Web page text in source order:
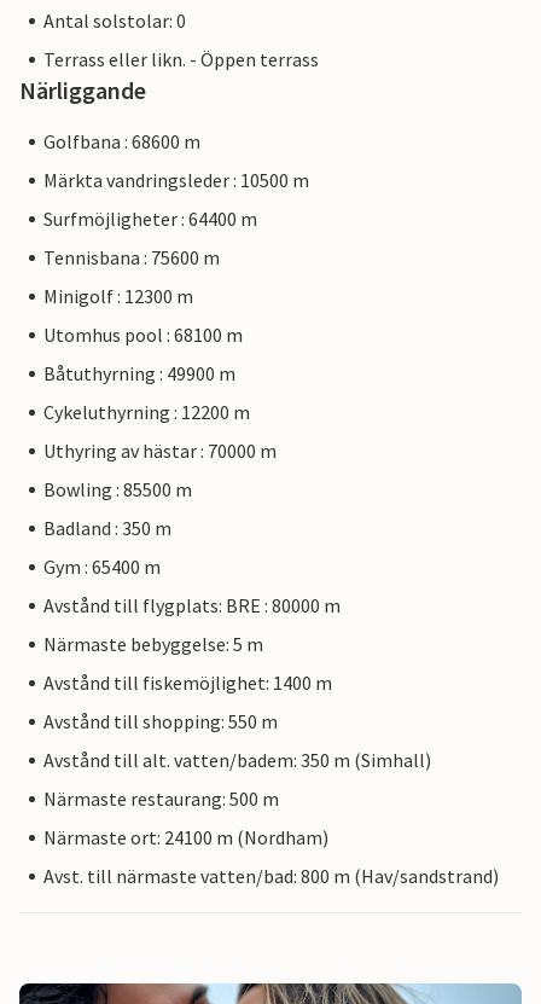
Antal solstolar: 0
Terrass eller likn. - Öppen terrass
Närliggande
Golfbana : 68600 m
Märkta vandringsleder : 10500 m
Surfmöjligheter : 64400 m
Tennisbana : 75600 m
Minigolf : 12300 m
Utomhus pool : 68100 m
Båtuthyrning : 49900 m
Cykeluthyrning : 12200 m
Uthyring av hästar : 70000 m
Bowling : 85500 m
Badland : 350 m
Gym : 65400 m
Avstånd till flygplats: BRE : 80000 m
Närmaste bebyggelse: 5 m
Avstånd till fiskemöjlighet: 1400 m
Avstånd till shopping: 550 m
Avstånd till alt. vatten/badem: 350 m (Simhall)
Närmaste restaurang: 500 m
Närmaste ort: 24100 m (Nordham)
Avst. till närmaste vatten/bad: 800 m (Hav/sandstrand)